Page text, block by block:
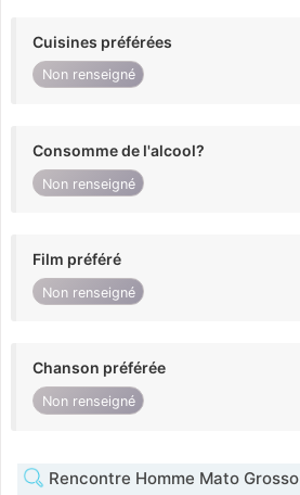
Cuisines préférées
Non renseigné
Consomme de l'alcool?
Non renseigné
Film préféré
Non renseigné
Chanson préférée
Non renseigné
Rencontre Homme Mato Grosso